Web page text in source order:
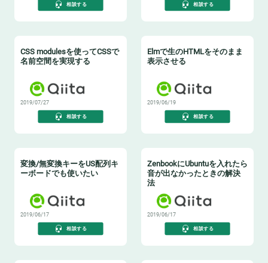
相談する 相談する
CSS modulesを使ってCSSで
名前空間を実現する
2019/07/27
相談する
Elmで生のHTMLをそのまま
表示させる
2019/06/19
相談する
変換/無変換キーをUS配列キ
ーボードでも使いたい
2019/06/17
相談する
ZenbookにUbuntuを入れたら
音が出なかったときの解決
法
2019/06/17
相談する